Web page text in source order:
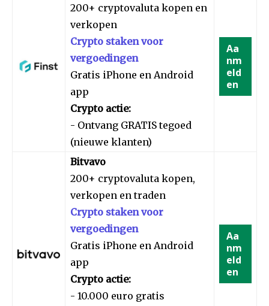
200+ cryptovaluta kopen en
verkopen
Crypto staken voor
vergoedingen
Gratis iPhone en Android
app
Crypto actie:
- Ontvang GRATIS tegoed
(nieuwe klanten)
Aa
nm
eld
en
Bitvavo
200+ cryptovaluta kopen,
verkopen en traden
Crypto staken voor
vergoedingen
Gratis iPhone en Android
app
Crypto actie:
- 10.000 euro gratis
Aa
nm
eld
en